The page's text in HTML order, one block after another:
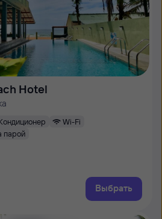
Hotel
Wi-Fi
парой
Выбрать